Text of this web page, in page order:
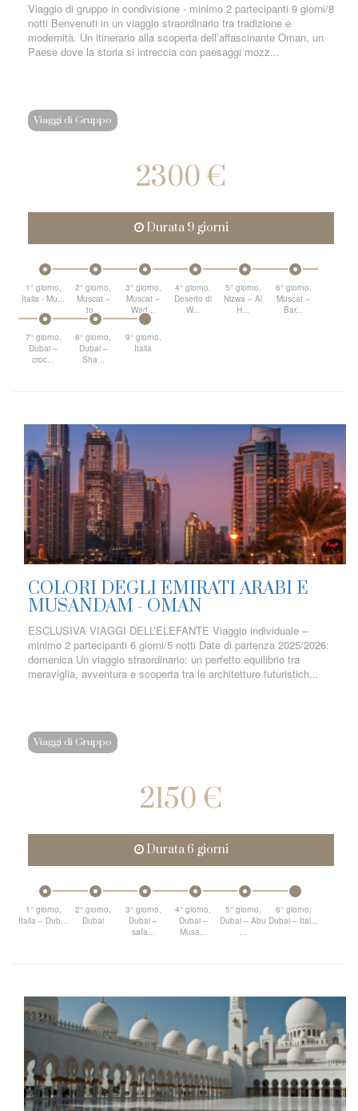
Viaggio di gruppo in condivisione - minimo 2 partecipanti 9 giorni/8
notti Benvenuti in un viaggio straordinario tra tradizione e
modernità. Un itinerario alla scoperta dell’affascinante Oman, un
Paese dove la storia si intreccia con paesaggi mozz...
Viaggi di Gruppo
2300 €
Durata 9 giorni
1° giorno,
Italia - Mu...
2° giorno,
Muscat –
to...
3° giorno,
Muscat –
Wad...
4° giorno,
Deserto di
W...
5° giorno,
Nizwa – Al
H...
6° giorno,
Muscat –
Bar...
7° giorno,
Dubai –
croc...
8° giorno,
Dubai –
Sha...
9° giorno,
Italia
COLORI DEGLI EMIRATI ARABI E
MUSANDAM - OMAN
ESCLUSIVA VIAGGI DELL’ELEFANTE Viaggio individuale –
minimo 2 partecipanti 6 giorni/5 notti Date di partenza 2025/2026:
domenica Un viaggio straordinario: un perfetto equilibrio tra
meraviglia, avventura e scoperta tra le architetture futuristich...
Viaggi di Gruppo
2150 €
Durata 6 giorni
1° giorno,
Italia – Dub...
2° giorno,
Dubai
3° giorno,
Dubai –
safa...
4° giorno,
Dubai –
Musa...
5° giorno,
Dubai – Abu
...
6° giorno,
Dubai – Ital...